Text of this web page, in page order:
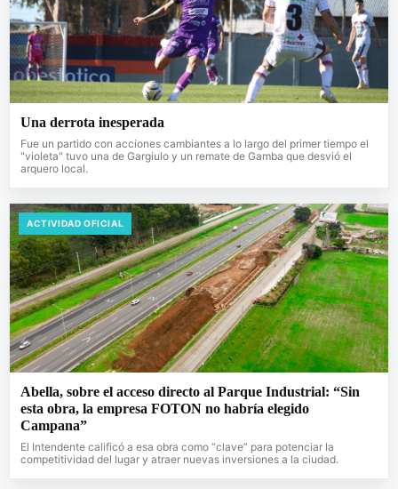
Una derrota inesperada
Fue un partido con acciones cambiantes a lo largo del primer tiempo el
"violeta" tuvo una de Gargiulo y un remate de Gamba que desvió el
arquero local.
ACTIVIDAD OFICIAL
Abella, sobre el acceso directo al Parque Industrial: “Sin
esta obra, la empresa FOTON no habría elegido
Campana”
El Intendente calificó a esa obra como “clave” para potenciar la
competitividad del lugar y atraer nuevas inversiones a la ciudad.